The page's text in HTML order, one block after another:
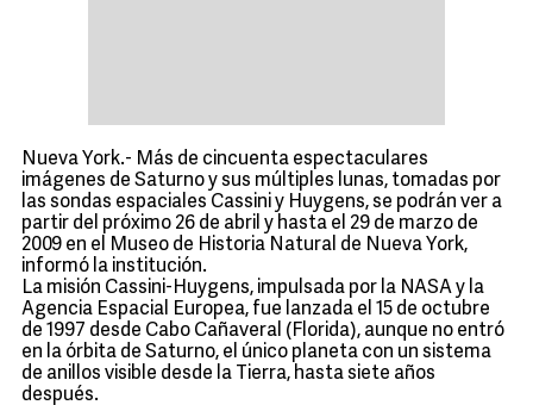
Nueva York.- Más de cincuenta espectaculares
imágenes de Saturno y sus múltiples lunas, tomadas por
las sondas espaciales Cassini y Huygens, se podrán ver a
partir del próximo 26 de abril y hasta el 29 de marzo de
2009 en el Museo de Historia Natural de Nueva York,
informó la institución.
La misión Cassini-Huygens, impulsada por la NASA y la
Agencia Espacial Europea, fue lanzada el 15 de octubre
de 1997 desde Cabo Cañaveral (Florida), aunque no entró
en la órbita de Saturno, el único planeta con un sistema
de anillos visible desde la Tierra, hasta siete años
después.